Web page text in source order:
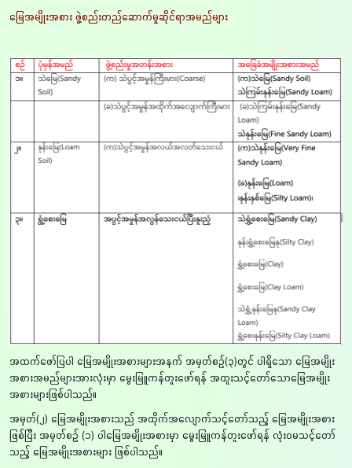
မြေအမျိုးအစား ဖွဲ့စည်းတည်ဆောက်မှုဆိုင်ရာအမည်များ
အထက်ဖော်ပြပါ မြေအမျိုးအစားများအနက် အမှတ်စဉ်(၃)တွင် ပါရှိသော မြေအမျိုး
အစားအမည်များအားလုံးမှာ မွေးမြူကန်တူးဖော်ရန် အထူးသင့်တော်သောမြေအမျိုး
အစားများဖြစ်ပါသည်။
အမှတ်(၂) မြေအမျိုးအစားသည် အထိုက်အလျောက်သင့်တော်သည့် မြေအမျိုးအစား
ဖြစ်ပြီး အမှတ်စဉ် (၁) ပါမြေအမျိုးအစားမှာ မွေးမြူကန်တူးဖော်ရန် လုံးဝမသင့်တော်
သည့် မြေအမျိုးအစားများ ဖြစ်ပါသည်။